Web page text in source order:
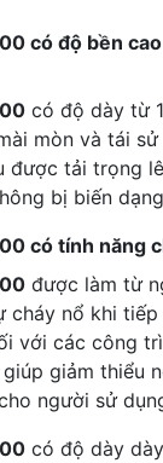
có độ bền
có độ dày từ
mòn và tái
được tải trọng
bị biến
có tính năng
được làm từ
cháy nổ khi
với các công
giảm thiểu
người sử
có độ dày